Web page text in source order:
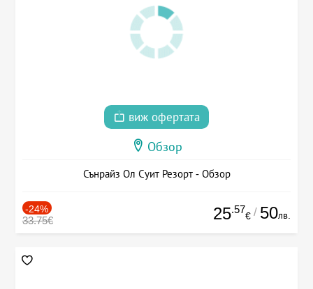
виж офертата
Обзор
Сънрайз Ол Суит Резорт - Обзор
-24%
33.75€ 25.57
€ / 50лв.